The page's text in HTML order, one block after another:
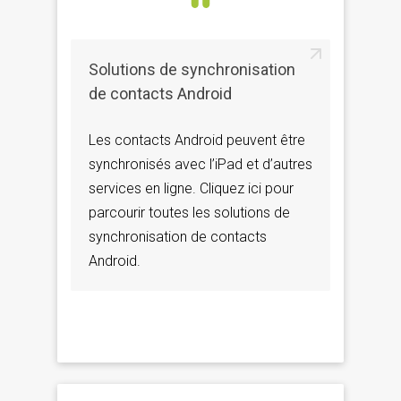
Solutions de synchronisation
de contacts Android
Les contacts Android peuvent être
synchronisés avec l’iPad et d’autres
services en ligne. Cliquez ici pour
parcourir toutes les solutions de
synchronisation de contacts
Android.